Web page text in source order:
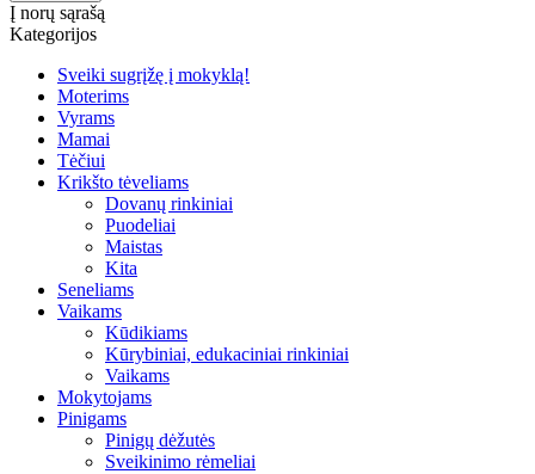
Į norų sąrašą
Kategorijos
Sveiki sugrįžę į mokyklą!
Moterims
Vyrams
Mamai
Tėčiui
Krikšto tėveliams
Dovanų rinkiniai
Puodeliai
Maistas
Kita
Seneliams
Vaikams
Kūdikiams
Kūrybiniai, edukaciniai rinkiniai
Vaikams
Mokytojams
Pinigams
Pinigų dėžutės
Sveikinimo rėmeliai